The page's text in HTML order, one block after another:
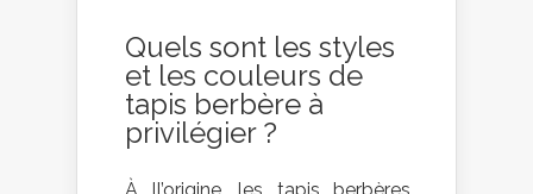
Quels sont les styles
et les couleurs de
tapis berbère à
privilégier ?